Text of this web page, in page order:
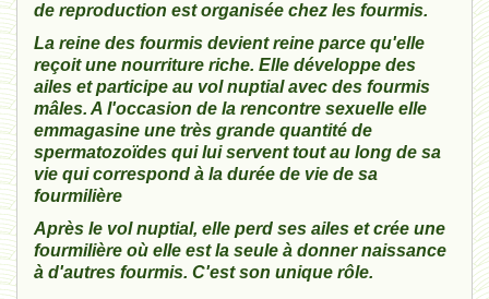
de reproduction est organisée chez les fourmis.
La reine des fourmis devient reine parce qu'elle
reçoit une nourriture riche. Elle développe des
ailes et participe au vol nuptial avec des fourmis
mâles. A l'occasion de la rencontre sexuelle elle
emmagasine une très grande quantité de
spermatozoïdes qui lui servent tout au long de sa
vie qui correspond à la durée de vie de sa
fourmilière
Après le vol nuptial, elle perd ses ailes et crée une
fourmilière où elle est la seule à donner naissance
à d'autres fourmis. C'est son unique rôle.